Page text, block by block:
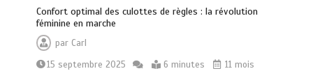
Confort optimal des culottes de règles : la révolution
féminine en marche
par Carl
15 septembre 2025
6 minutes
11 mois
Massage à Arcachon les mieux